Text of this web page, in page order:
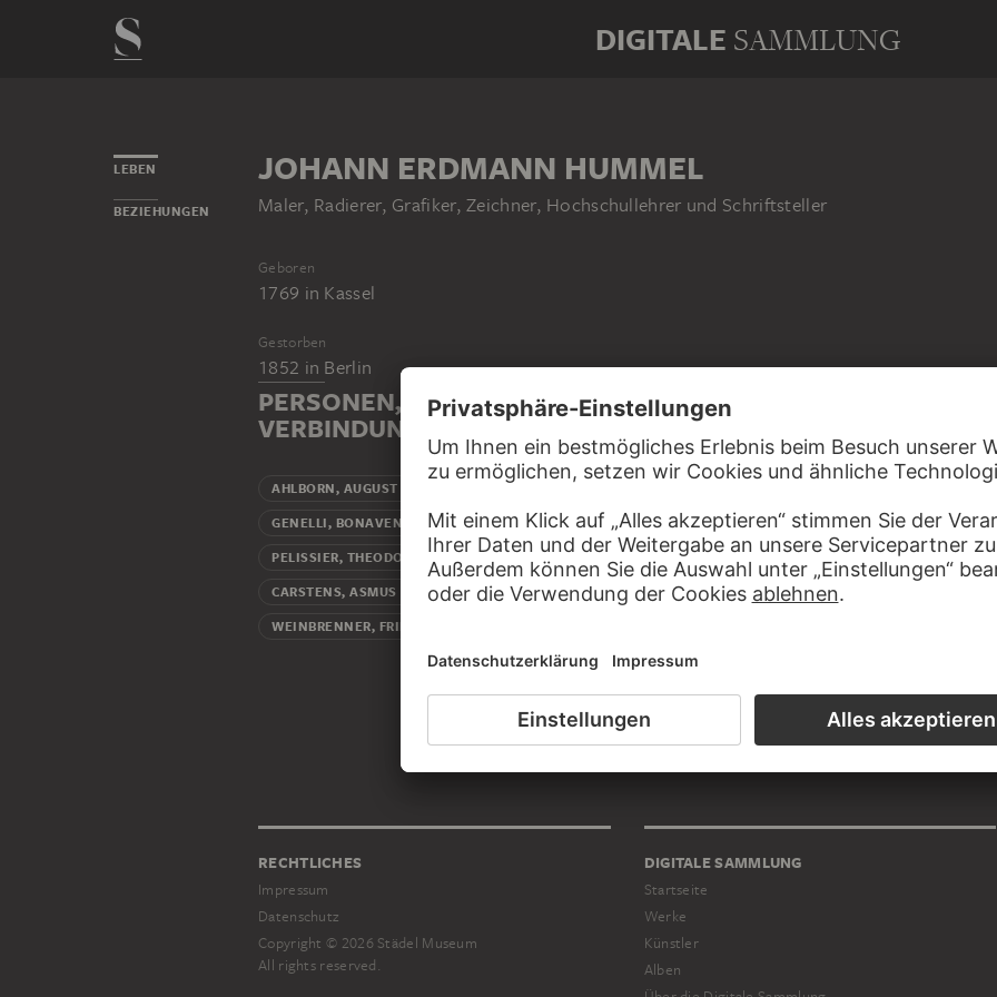
DIGITALE SAMMLUNG
LEBEN
BEZIEHUNGEN
JOHANN ERDMANN HUMMEL
Maler, Radierer, Grafiker, Zeichner, Hochschullehrer und Schriftsteller
Geboren
1769 in Kassel
Gestorben
1852 in Berlin
PERSONEN, DIE MIT JOHANN ERDMANN HUMMEL IN
VERBINDUNG STEHEN
AHLBORN, AUGUST WILHELM JULIUS Schüler
GENELLI, BONAVENTURA Schüler
PELISSIER, THEODOR Schüler
CARSTENS, ASMUS JAKOB Freund
WEINBRENNER, FRIEDRICH
RECHTLICHES
Impressum
Datenschutz
Copyright © 2026 Städel Museum
All rights reserved.
DIGITALE SAMMLUNG
Startseite
Werke
Künstler
Alben